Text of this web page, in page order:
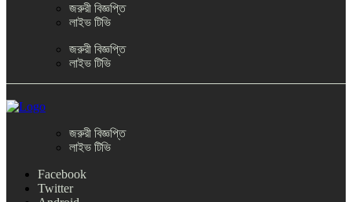
জরুরী বিজ্ঞপ্তি
লাইভ টিভি
জরুরী বিজ্ঞপ্তি
লাইভ টিভি
জরুরী বিজ্ঞপ্তি
লাইভ টিভি
Facebook
Twitter